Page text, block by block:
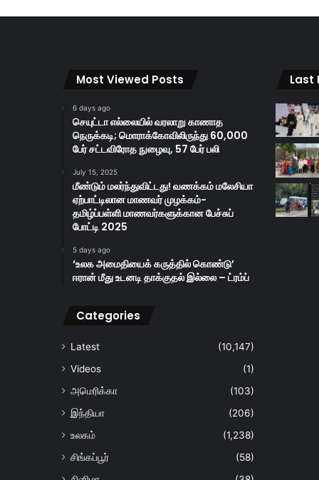
Most Viewed Posts
6 days ago
செயுட்டா எல்லையில் வரலாறு காணாத
நெருக்கடி; மொராக்கோவிலிருந்து 60,000
பேர் சட்டவிரோத நுழைவு, 57 பேர் பலி
July 15, 2025
மீண்டும் மலர்ந்துவிட்டது! வணக்கம் மலேசியா
ஏற்பாட்டிலான மாணவர் முழக்கம்-
தமிழ்ப்பள்ளி மாணவர்களுக்கான பேச்சுப்
போட்டி 2025
5 days ago
‘உலக அமைதியைக் கருத்தில் கொண்டு’
ஈரான் மீது உடனடி தாக்குதல் இல்லை – ட்ரம்ப்
Categories
Latest
(10,147)
Videos
(1)
அமெரிக்கா
(103)
இந்தியா
(206)
உலகம்
(1,238)
சிங்கப்பூர்
(58)
Last